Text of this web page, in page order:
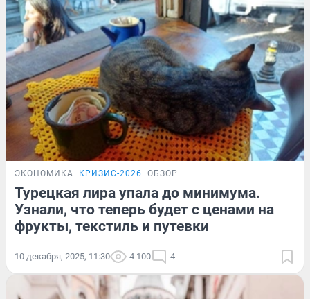
ЭКОНОМИКА КРИЗИС-2026 ОБЗОР
Турецкая лира упала до минимума.
Узнали, что теперь будет с ценами на
фрукты, текстиль и путевки
10 декабря, 2025, 11:30 4 100 4